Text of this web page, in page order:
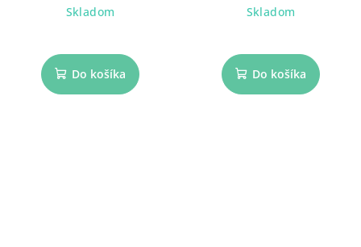
Skladom
Do košíka
Skladom
Do košíka